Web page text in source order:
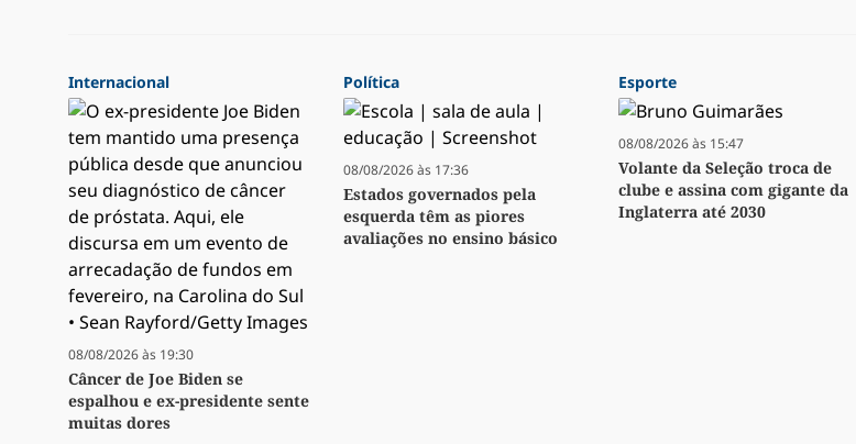
Internacional
08/08/2026 às 19:30
Câncer de Joe Biden se
espalhou e ex-presidente sente
muitas dores
Política
08/08/2026 às 17:36
Estados governados pela
esquerda têm as piores
avaliações no ensino básico
Esporte
08/08/2026 às 15:47
Volante da Seleção troca de
clube e assina com gigante da
Inglaterra até 2030